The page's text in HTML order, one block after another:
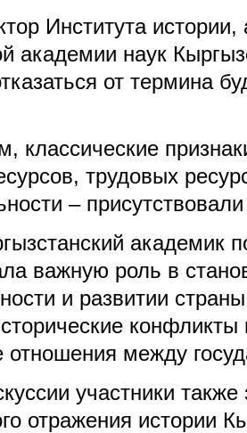
Института истории,
академии наук
от термина
классические
трудовых
–
академик
важную роль в
и развитии
между
участники также
отражения истории